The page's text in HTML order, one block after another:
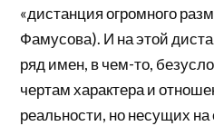
«дистанция огромного
Фамусова). И на этой
ряд имен, в чем-то,
чертам характера и
реальности, но несущих на